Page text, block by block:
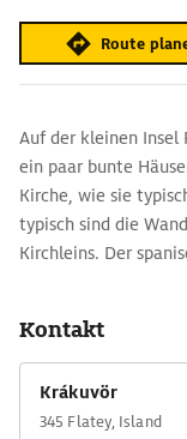
Route
Auf der kleinen
ein paar bunte
Kirche, wie sie
typisch sind die
Kirchleins. Der
ab. Jesus in der
Kontakt
Krákuvör
345 Flatey, Island